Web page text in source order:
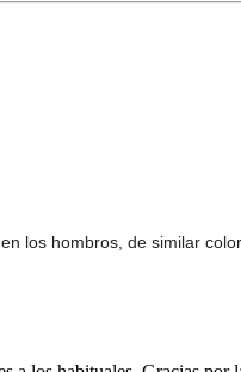
los hombros, de similar